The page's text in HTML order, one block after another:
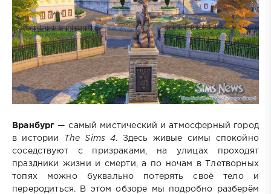
Вранбург — самый мистический и атмосферный город
в истории
The Sims 4. Здесь живые симы спокойно
соседствуют с призраками, на улицах проходят
праздники жизни и смерти, а по ночам в Тлетворных
топях можно буквально потерять своё тело и
переродиться. В этом обзоре мы подробно разберём